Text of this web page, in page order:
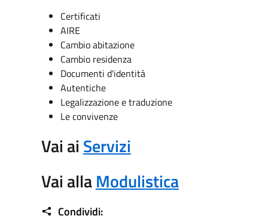
Certificati
AIRE
Cambio abitazione
Cambio residenza
Documenti d'identità
Autentiche
Legalizzazione e traduzione
Le convivenze
Vai ai Servizi
Vai allaModulistica
Condividi: